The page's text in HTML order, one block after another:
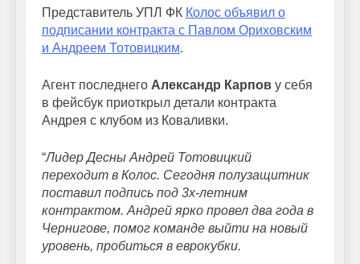
Представитель УПЛ ФК Колос объявил о
подписании контракта с Павлом Ориховским
и Андреем Тотовицким.
Агент последнего Александр Карпов у себя
в фейсбук приоткрыл детали контракта
Андрея с клубом из Коваливки.
“Лидер Десны Андрей Тотовицкий
переходит в Колос. Сегодня полузащитник
поставил подпись под 3х-летним
контрактом. Андрей ярко провел два года в
Чернигове, помог команде выйти на новый
уровень, пробиться в еврокубки.